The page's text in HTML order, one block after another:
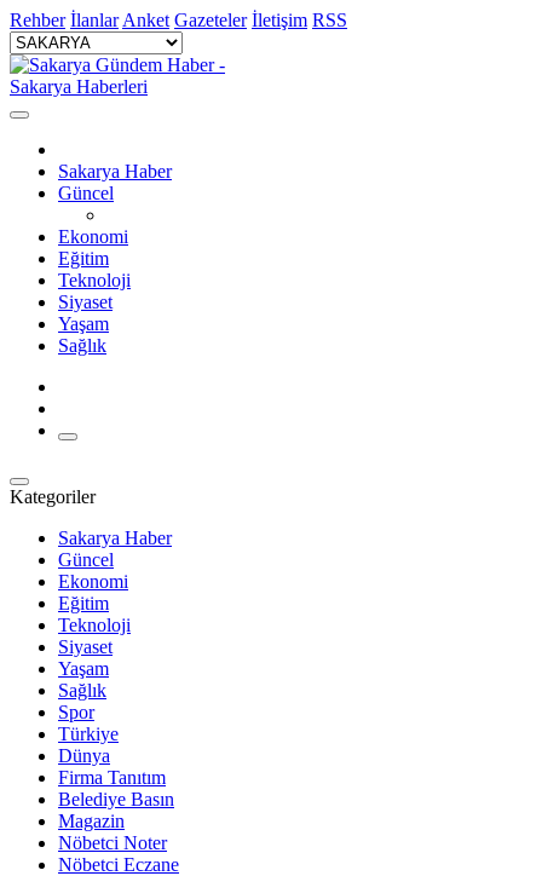
Rehber İlanlar Anket Gazeteler İletişim RSS
Sakarya Haber
Güncel
Ekonomi
Eğitim
Teknoloji
Siyaset
Yaşam
Sağlık
Kategoriler
Sakarya Haber
Güncel
Ekonomi
Eğitim
Teknoloji
Siyaset
Yaşam
Sağlık
Spor
Türkiye
Dünya
Firma Tanıtım
Belediye Basın
Magazin
Nöbetci Noter
Nöbetci Eczane